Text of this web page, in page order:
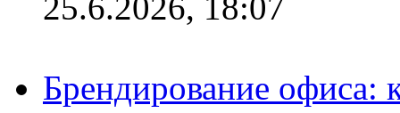
Брендирование офиса: